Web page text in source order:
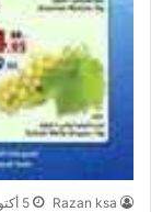
Razan ksa 5 أكتوبر,2016